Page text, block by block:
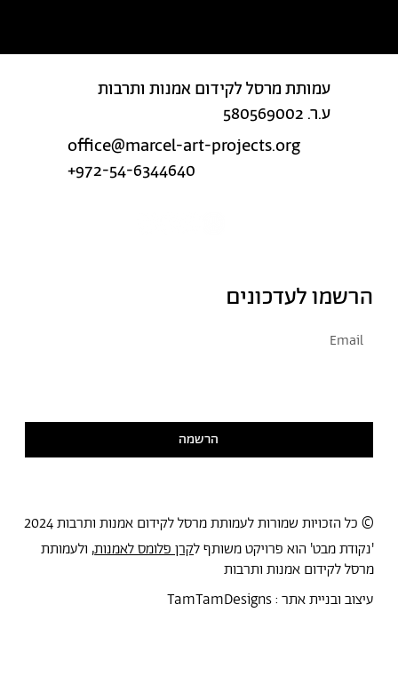
עמותת מרסל לקידום אמנות ותרבות
ע.ר. 580569002
office@marcel-art-projects.org
+972-54-6344640
הרשמו לעדכונים
הרשמה
© כל הזכויות שמורות לעמותת מרסל לקידום אמנות ותרבות 2024
'נקודת מבט' הוא פרויקט משותף לקרן פלומס לאמנות, ולעמותת
מרסל לקידום אמנות ותרבות
עיצוב ובניית אתר :TamTamDesigns